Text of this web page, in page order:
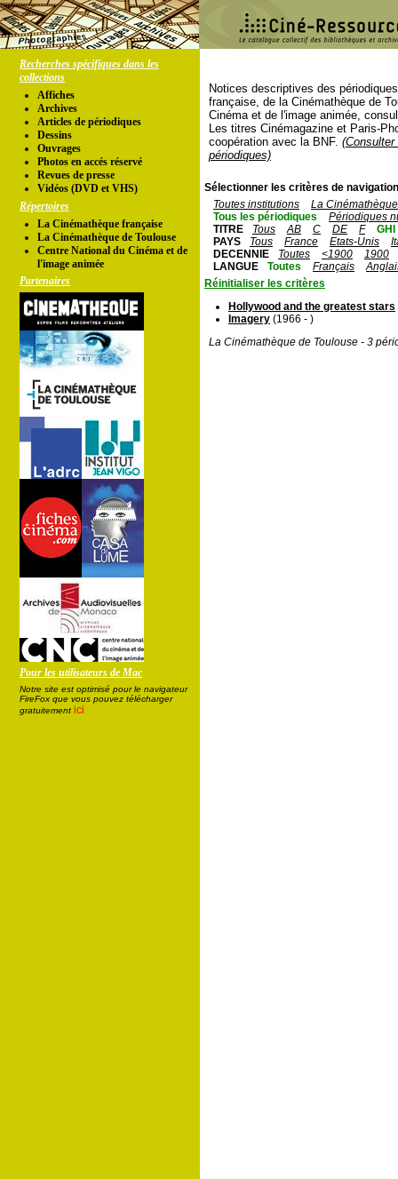
Recherches spécifiques dans les
collections
Affiches
Archives
Articles de périodiques
Dessins
Ouvrages
Photos en accés réservé
Revues de presse
Vidéos (DVD et VHS)
Répertoires
La Cinémathèque française
La Cinémathèque de Toulouse
Centre National du Cinéma et de
l'image animée
Partenaires
Pour les utilisateurs de Mac
Notre site est optimisé pour le navigateur
FireFox que vous pouvez télécharger
gratuitement ici
Notices descriptives des
française, de la Cinémathèque de
Cinéma et de l'image animée,
Les titres Cinémagazine et Paris-
coopération avec la BNF.
périodiques)
Sélectionner les critères de
Toutes institutions
La
Tous les périodiques
Périodiques
TITRE
Tous AB C DE F
GHI
PAYS
Tous France Etats-Unis
DECENNIE
Toutes <1900
1900
LANGUE
Toutes Français
Réinitialiser les critères
Hollywood and the greatest stars
Imagery (1966 - )
La Cinémathèque de Toulouse - 3